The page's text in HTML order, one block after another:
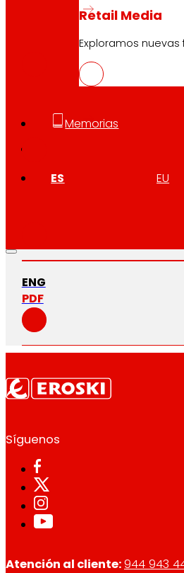
Retail Media
Exploramos
Memorias
ES EU
PDF
ENG
PDF
Síguenos
Atención al cliente:944 943